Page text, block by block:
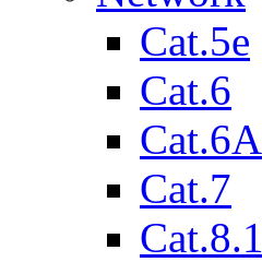
Cat.5e
Cat.6
Cat.6A
Cat.7
Cat.8.1